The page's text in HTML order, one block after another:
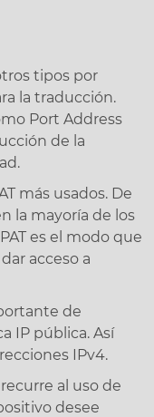
tipos por
la traducción.
Port Address
de la
más usados. De
la mayoría de los
es el modo que
acceso a
de
IP pública. Así
IPv4.
al uso de
desee